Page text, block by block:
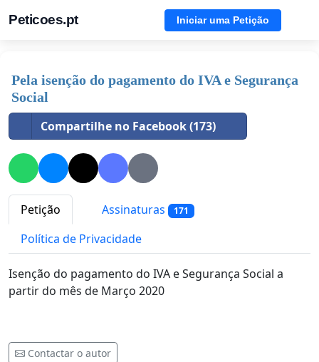
Peticoes.pt Iniciar uma Petição
Pela isenção do pagamento do IVA e Segurança
Social
Compartilhe no Facebook (173)
Petição Assinaturas 171
Política de Privacidade
Isenção do pagamento do IVA e Segurança Social a
partir do mês de Março 2020
Contactar o autor